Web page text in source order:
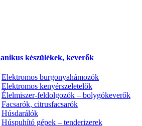
készülékek, keverők
Elektromos burgonyahámozók
Elektromos kenyérszeletelők
Élelmiszer-feldolgozók – bolygókeverők
Facsarók, citrusfacsarók
Húsdarálók
Húspuhító gépek – tenderizerek